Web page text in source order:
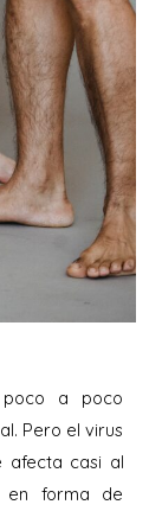
poco a poco
Pero el virus
afecta casi al
en forma de